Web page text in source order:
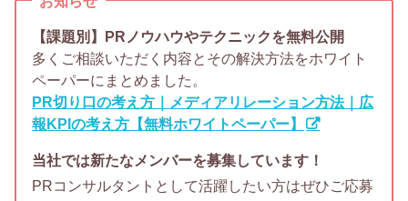
【課題別】PRノウハウやテクニックを無料公開
多くご相談いただく内容とその解決方法をホワイト
ペーパーにまとめました。
PR切り口の考え方｜メディアリレーション方法｜広
報KPIの考え方【無料ホワイトペーパー】
当社では新たなメンバーを募集しています！
PRコンサルタントとして活躍したい方はぜひご応募